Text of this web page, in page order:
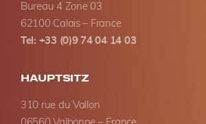
Bureau 4 Zone 03
62100 Calais – France
Tel: +33 (0)9 74 04 14 03
HAUPTSITZ
310 rue du Vallon